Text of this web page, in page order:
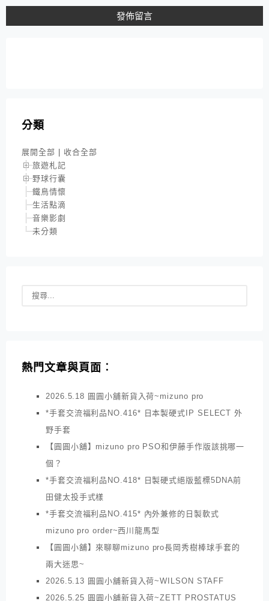
分類
展開全部 | 收合全部
旅遊札記
野球行囊
鐵鳥情懷
生活點滴
音樂影劇
未分類
熱門文章與頁面︰
2026.5.18 圓圓小舖新貨入荷~mizuno pro
*手套交流福利品NO.416* 日本製硬式IP SELECT 外
野手套
【圓圓小舖】mizuno pro PSO和伊藤手作版該挑哪一
個？
*手套交流福利品NO.418* 日製硬式絕版藍標5DNA前
田健太投手式樣
*手套交流福利品NO.415* 內外兼修的日製軟式
mizuno pro order~西川龍馬型
【圓圓小舖】來聊聊mizuno pro長岡秀樹棒球手套的
兩大迷思~
2026.5.13 圓圓小舖新貨入荷~WILSON STAFF
2026.5.25 圓圓小舖新貨入荷~ZETT PROSTATUS